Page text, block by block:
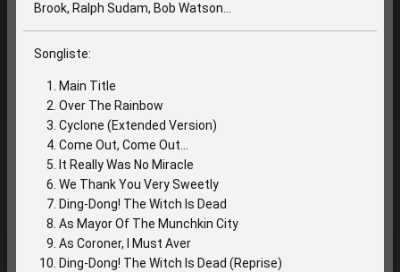
Brook, Ralph Sudam, Bob Watson...
Songliste:
Main Title
Over The Rainbow
Cyclone (Extended Version)
Come Out, Come Out...
It Really Was No Miracle
We Thank You Very Sweetly
Ding-Dong! The Witch Is Dead
As Mayor Of The Munchkin City
As Coroner, I Must Aver
Ding-Dong! The Witch Is Dead (Reprise)